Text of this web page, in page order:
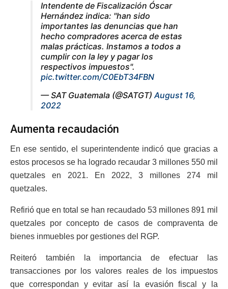
Intendente de Fiscalización Óscar
Hernández indica: "han sido
importantes las denuncias que han
hecho compradores acerca de estas
malas prácticas. Instamos a todos a
cumplir con la ley y pagar los
respectivos impuestos".
pic.twitter.com/C0EbT34FBN
— SAT Guatemala (@SATGT)August 16,
2022
Aumenta recaudación
En ese sentido, el superintendente indicó que gracias a
estos procesos se ha logrado recaudar 3 millones 550 mil
quetzales en 2021. En 2022, 3 millones 274 mil
quetzales.
Refirió que en total se han recaudado 53 millones 891 mil
quetzales por concepto de casos de compraventa de
bienes inmuebles por gestiones del RGP.
Reiteró también la importancia de efectuar las
transacciones por los valores reales de los impuestos
que correspondan y evitar así la evasión fiscal y la